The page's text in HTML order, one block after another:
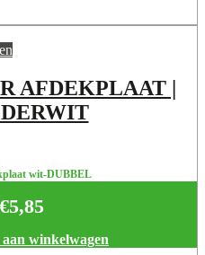
AFDEKPLAAT |
wit-DUBBEL
€5,85
aan winkelwagen